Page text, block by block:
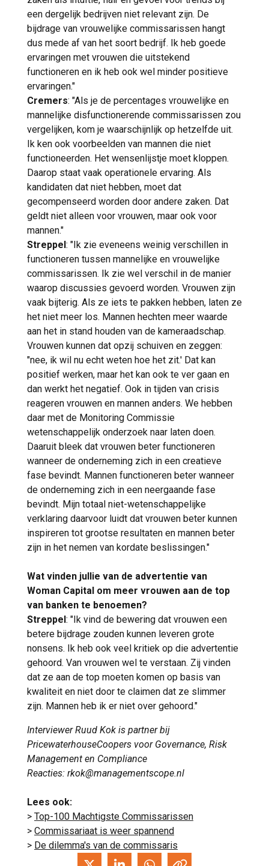
een dergelijk bedrijven niet relevant zijn. De
bijdrage van vrouwelijke commissarissen hangt
dus mede af van het soort bedrijf. Ik heb goede
ervaringen met vrouwen die uitstekend
functioneren en ik heb ook wel minder positieve
ervaringen."
Cremers: "Als je de percentages vrouwelijke en
mannelijke disfunctionerende commissarissen zou
vergelijken, kom je waarschijnlijk op hetzelfde uit.
Ik ken ook voorbeelden van mannen die niet
functioneerden. Het wensenlijstje moet kloppen.
Daarop staat vaak operationele ervaring. Als
kandidaten dat niet hebben, moet dat
gecompenseerd worden door andere zaken. Dat
geldt niet alleen voor vrouwen, maar ook voor
mannen."
Streppel: "Ik zie eveneens weinig verschillen in
functioneren tussen mannelijke en vrouwelijke
commissarissen. Ik zie wel verschil in de manier
waarop discussies gevoerd worden. Vrouwen zijn
vaak bijterig. Als ze iets te pakken hebben, laten ze
het niet meer los. Mannen hechten meer waarde
aan het in stand houden van de kameraadschap.
Vrouwen kunnen dat opzij schuiven en zeggen:
"nee, ik wil nu echt weten hoe het zit.' Dat kan
positief werken, maar het kan ook te ver gaan en
dan werkt het negatief. Ook in tijden van crisis
reageren vrouwen en mannen anders. We hebben
daar met de Monitoring Commissie
wetenschappelijk onderzoek naar laten doen.
Daaruit bleek dat vrouwen beter functioneren
wanneer de onderneming zich in een creatieve
fase bevindt. Mannen functioneren beter wanneer
de onderneming zich in een neergaande fase
bevindt. Mijn totaal niet-wetenschappelijke
verklaring daarvoor luidt dat vrouwen beter kunnen
inspireren tot grootse resultaten en mannen beter
zijn in het nemen van kordate beslissingen."
Wat vinden jullie van de advertentie van
Woman Capital om meer vrouwen aan de top
van banken te benoemen?
Streppel: "Ik vind de bewering dat vrouwen een
betere bijdrage zouden kunnen leveren grote
nonsens. Ik heb ook veel kritiek op die advertentie
gehoord. Van vrouwen wel te verstaan. Zij vinden
dat ze aan de top moeten komen op basis van
kwaliteit en niet door te claimen dat ze slimmer
zijn. Mannen heb ik er niet over gehoord."
Interviewer Ruud Kok is partner bij
PricewaterhouseCoopers voor Governance, Risk
Management en Compliance
Reacties: rkok@managementscope.nl
Lees ook:
> Top-100 Machtigste Commissarissen
> Commissariaat is weer spannend
> De dilemma's van de commissaris